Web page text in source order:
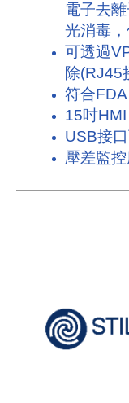
電子去
光消毒
可透過
除(RJ45
符合
15吋HMI
USB接
壓差監